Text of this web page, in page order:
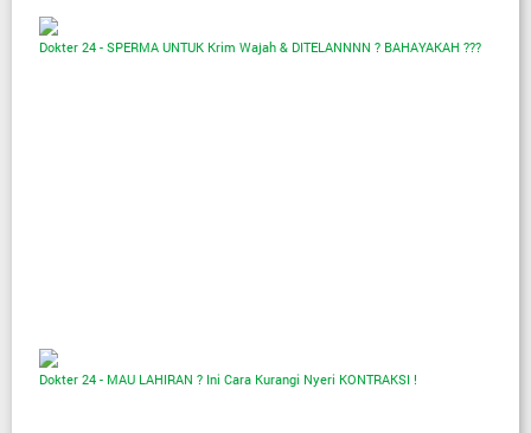
Dokter 24 - SPERMA UNTUK Krim Wajah & DITELANNNN ? BAHAYAKAH ???
Dokter 24 - MAU LAHIRAN ? Ini Cara Kurangi Nyeri KONTRAKSI !